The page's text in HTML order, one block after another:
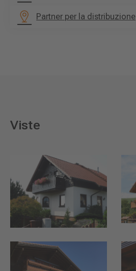
Partner per la distribuzione
Viste